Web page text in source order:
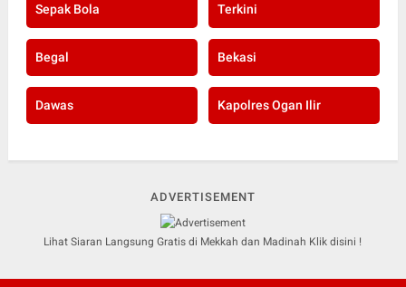
Sepak Bola Terkini
Begal Bekasi
Dawas Kapolres Ogan Ilir
ADVERTISEMENT
Lihat Siaran Langsung Gratis di Mekkah dan Madinah Klik disini !